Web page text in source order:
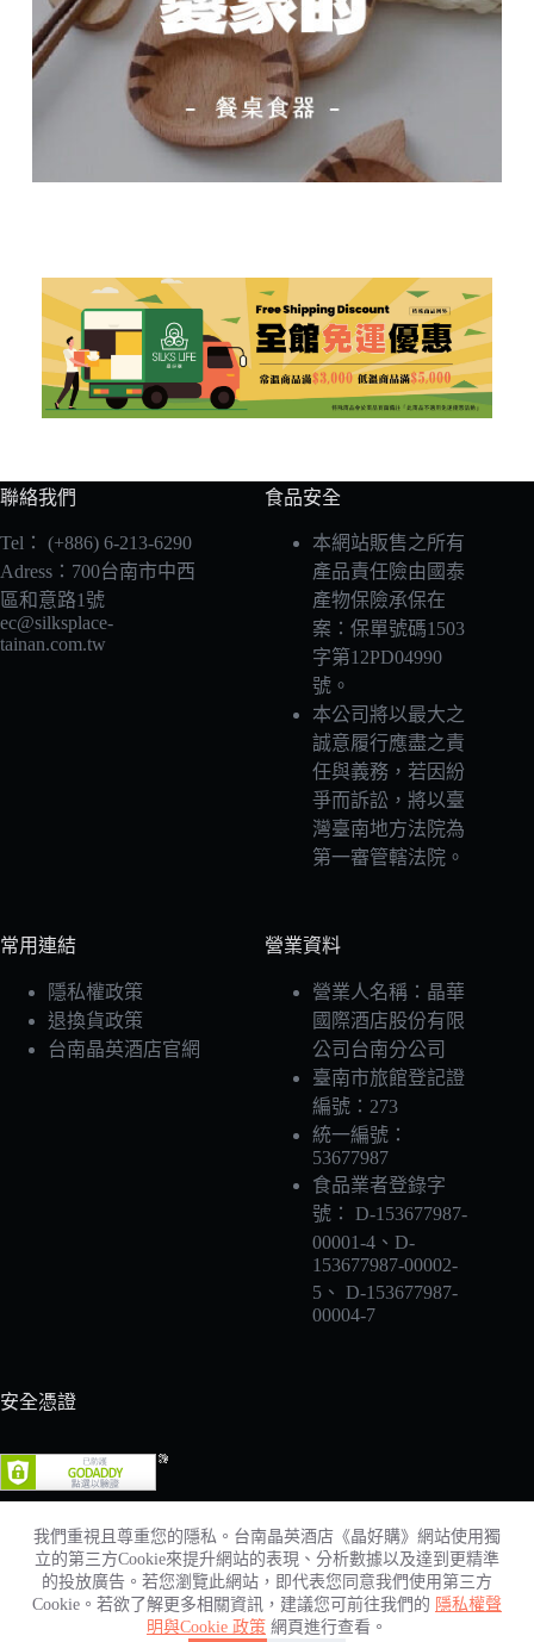
我們重視且尊重您的隱私。台南晶英酒店《晶好購》網站使用獨
立的第三方Cookie來提升網站的表現、分析數據以及達到更精準
的投放廣告。若您瀏覽此網站，即代表您同意我們使用第三方
Cookie。若欲了解更多相關資訊，建議您可前往我們的 隱私權聲
明與Cookie 政策 網頁進行查看。
聯絡我們
Tel： (+886) 6-213-6290
Adress：700台南市中西
區和意路1號
ec@silksplace-
tainan.com.tw
食品安全
本網站販售之所有
產品責任險由國泰
產物保險承保在
案：保單號碼1503
字第12PD04990
號。
本公司將以最大之
誠意履行應盡之責
任與義務，若因紛
爭而訴訟，將以臺
灣臺南地方法院為
第一審管轄法院。
常用連結
隱私權政策
退換貨政策
台南晶英酒店官網
營業資料
營業人名稱：晶華
國際酒店股份有限
公司台南分公司
臺南市旅館登記證
編號：273
統一編號：
53677987
食品業者登錄字
號： D-153677987-
00001-4、D-
153677987-00002-
5、 D-153677987-
00004-7
安全憑證